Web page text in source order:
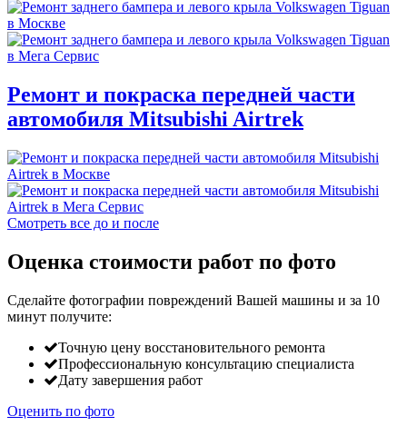
Ремонт и покраска передней части
автомобиля Mitsubishi Airtrek
Смотреть все до и после
Оценка стоимости работ по фото
Сделайте фотографии повреждений Вашей машины и за 10
минут получите:
Точную цену восстановительного ремонта
Профессиональную консультацию специалиста
Дату завершения работ
Оценить по фото